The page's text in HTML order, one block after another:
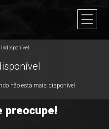
indisponível
não está mais disponível
preocupe!